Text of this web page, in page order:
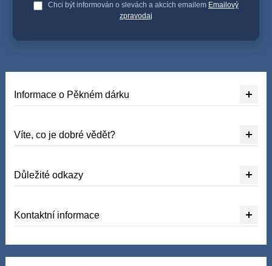
Chci být informován o slevách a akcích emailem Emailový
zpravodaj
Informace o Pěkném dárku
Víte, co je dobré vědět?
Důležité odkazy
Kontaktní informace